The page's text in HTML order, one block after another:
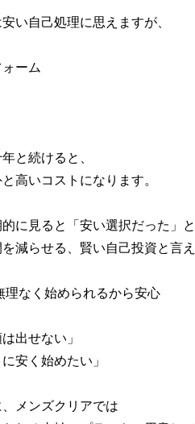
い自己処理に思えますが、
ーム
と続けると、
高いコストになります。
に見ると「安い選択だった」
減らせる、賢い自己投資と言え
なく始められるから安心
出せない」
安く始めたい」
メンズクリアでは